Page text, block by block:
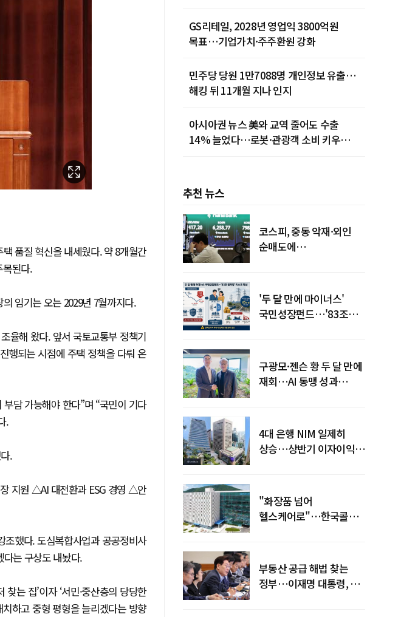
품질 혁신을 내세웠다. 약 8개월간
된다.
임기는 오는 2029년 7월까지다.
율해 왔다. 앞서 국토교통부 정책기
행되는 시점에 주택 정책을 다뤄 온
담 가능해야 한다”며 “국민이 기다
.
.
지원 △AI 대전환과 ESG 경영 △안
했다. 도심복합사업과 공공정비사
다는 구상도 내놨다.
는 집’이자 ‘서민·중산층의 당당한
하고 중형 평형을 늘리겠다는 방향
GS리테일, 2028년 영업익 3800억원
목표…기업가치·주주환원 강화
민주당 당원 1만7088명 개인정보 유출…
해킹 뒤 11개월 지나 인지
아시아권 뉴스 美와 교역 줄어도 수출
14% 늘었다…로봇·관광객 소비 키우는
추천 뉴스
코스피, 중동 악재·외인
순매도에
'두 달 만에 마이너스'
국민성장펀드…'83조
구광모·젠슨 황 두 달 만에
재회…AI 동맹 성과
4대 은행 NIM 일제히
상승…상반기 이자이익
"화장품 넘어
헬스케어로"…한국콜마,
부동산 공급 해법 찾는
정부…이재명 대통령, 2차